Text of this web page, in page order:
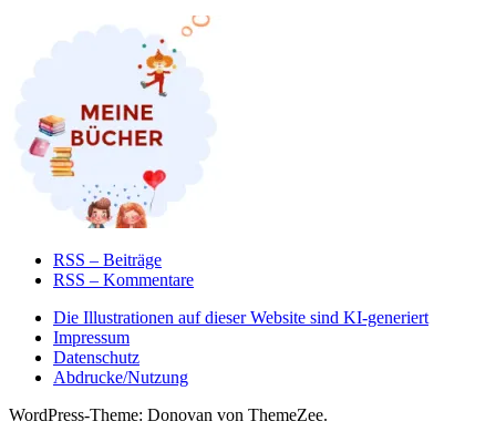
RSS – Beiträge
RSS – Kommentare
Die Illustrationen auf dieser Website sind KI-generiert
Impressum
Datenschutz
Abdrucke/Nutzung
WordPress-Theme: Donovan von ThemeZee.